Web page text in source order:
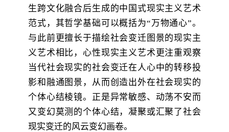
生跨文化融合后生成的中国式现实主义艺术
范式，其哲学基础可以概括为“万物通心”。
与此前更擅长于描绘社会变迁图景的现实主
义艺术相比，心性现实主义艺术更注重观察
当代社会现实的社会变迁在人心中的转移投
影和融通图景，从而创造出外在社会现实的
个体心结棱镜。正是异常敏感、动荡不安而
又变幻莫测的个体心结，凝聚或汇聚了社会
现实变迁的风云变幻画卷。